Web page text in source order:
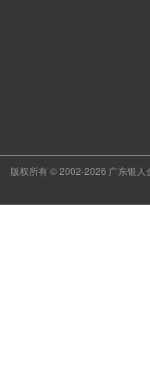
版权所有 © 2002-2026 广东银人